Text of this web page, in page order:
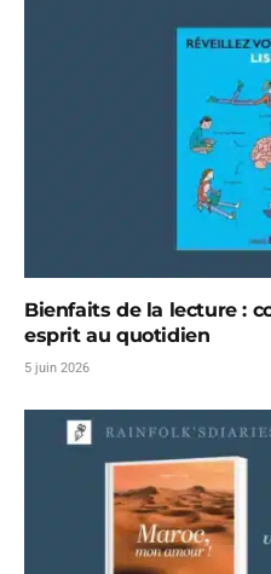
Bienfaits de la lecture :
esprit au quotidien
5 juin 2026